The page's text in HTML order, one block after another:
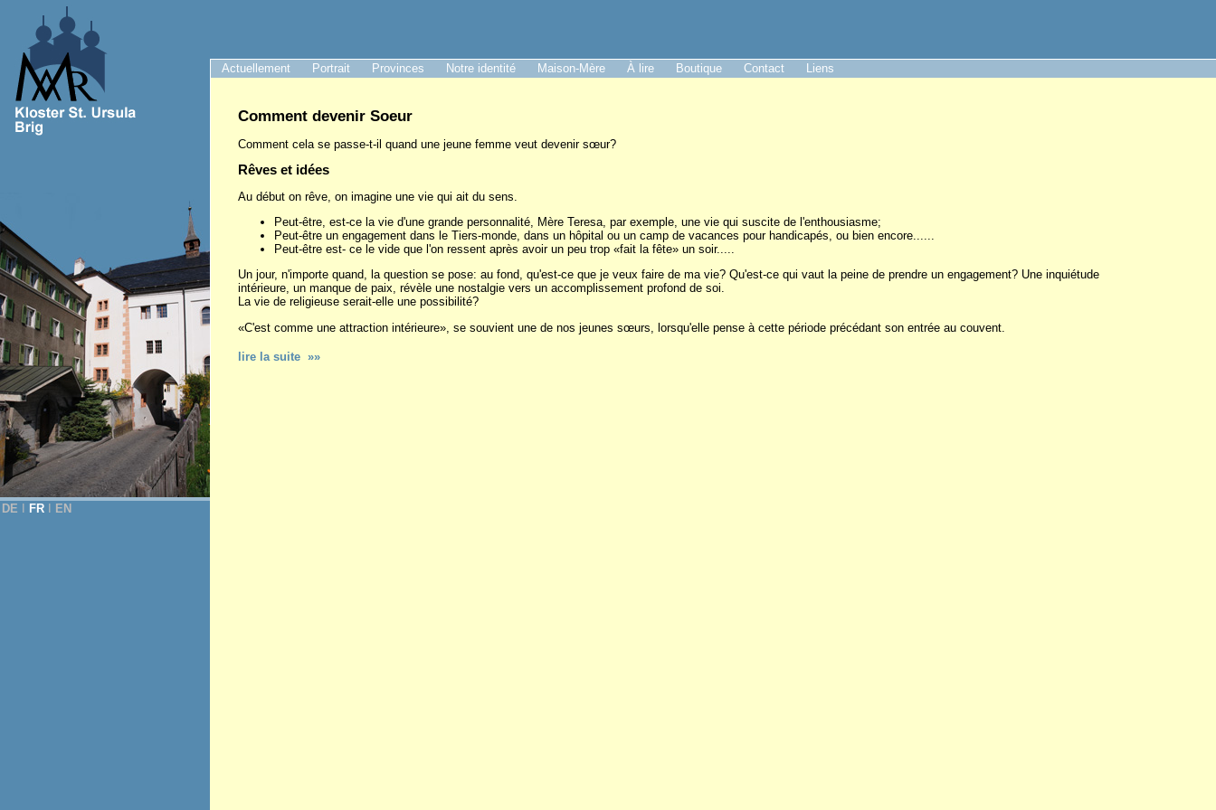
Actuellement Portrait Provinces Notre identité Maison-Mère À lire Boutique Contact Liens
DE FR EN
Comment devenir Soeur
Comment cela se passe-t-il quand une jeune femme veut devenir sœur?
Rêves et idées
Au début on rêve, on imagine une vie qui ait du sens.
Peut-être, est-ce la vie d'une grande personnalité, Mère Teresa, par exemple, une vie qui suscite de l'enthousiasme;
Peut-être un engagement dans le Tiers-monde, dans un hôpital ou un camp de vacances pour handicapés, ou bien encore......
Peut-être est- ce le vide que l'on ressent après avoir un peu trop «fait la fête» un soir.....
Un jour, n'importe quand, la question se pose: au fond, qu'est-ce que je veux faire de ma vie? Qu'est-ce qui vaut la peine de prendre un engagement? Une inquiétude
intérieure, un manque de paix, révèle une nostalgie vers un accomplissement profond de soi.
La vie de religieuse serait-elle une possibilité?
«C'est comme une attraction intérieure», se souvient une de nos jeunes sœurs, lorsqu'elle pense à cette période précédant son entrée au couvent.
lire la suite »»